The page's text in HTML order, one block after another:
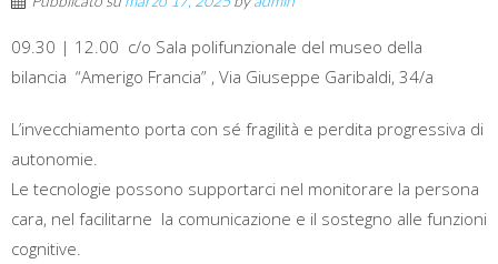
09.30 | 12.00 c/o Sala polifunzionale del museo della
bilancia “Amerigo Francia” , Via Giuseppe Garibaldi, 34/a
L’invecchiamento porta con sé fragilità e perdita progressiva di
autonomie.
Le tecnologie possono supportarci nel monitorare la persona
cara, nel facilitarne la comunicazione e il sostegno alle funzioni
cognitive.